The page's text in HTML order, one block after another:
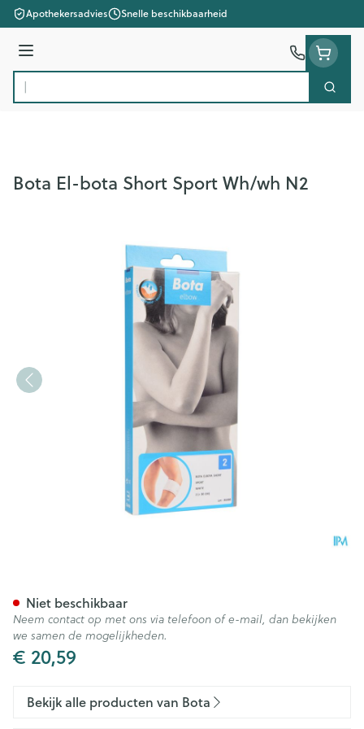
Ga naar de inhoud
Apothekersadvies Snelle beschikbaarheid
Menu
Product, merk, categorie...
Zoek
Bota El-bota Short Sport Wh/wh N2
€ 20,59
Niet beschikbaar
Neem contact op met ons via telefoon of e-mail, dan bekijken
we samen de mogelijkheden.
Bekijk alle producten van Bota